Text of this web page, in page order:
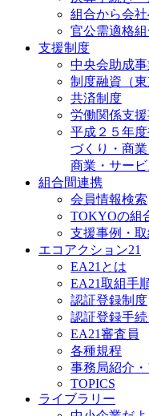
組合から会
官公需適格組
支援制度
中央会助成
制度融資（東
共済制度
労働関係支
平成２５年
づくり・商
商業・サー
組合間連携
会員情報検索
TOKYOの組
支援事例・取
エコアクション21
EA21とは
EA21取組手
認証登録制度
認証登録手
EA21審査員
各種規程
事務局紹介
TOPICS
ライブラリー